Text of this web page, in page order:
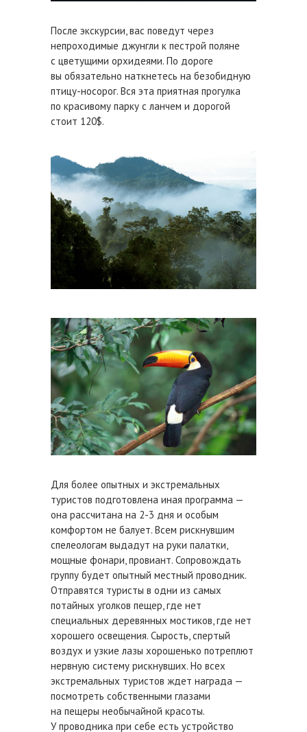
После экскурсии, вас поведут через
непроходимые джунгли к пестрой поляне
с цветущими орхидеями. По дороге
вы обязательно наткнетесь на безобидную
птицу-носорог. Вся эта приятная прогулка
по красивому парку с ланчем и дорогой
стоит 120$.
Для более опытных и экстремальных
туристов подготовлена иная программа —
она рассчитана на 2-3 дня и особым
комфортом не балует. Всем рискнувшим
спелеологам выдадут на руки палатки,
мощные фонари, провиант. Сопровождать
группу будет опытный местный проводник.
Отправятся туристы в одни из самых
потайных уголков пещер, где нет
специальных деревянных мостиков, где нет
хорошего освещения. Сырость, спертый
воздух и узкие лазы хорошенько потреплют
нервную систему рискнувших. Но всех
экстремальных туристов ждет награда —
посмотреть собственными глазами
на пещеры необычайной красоты.
У проводника при себе есть устройство